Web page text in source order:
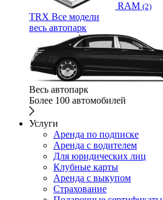
RAM (2)
TRX Все модели
весь автопарк
Весь автопарк
Более 100 автомобилей
Услуги
Аренда по подписке
Аренда с водителем
Для юридических лиц
Клубные карты
Аренда с выкупом
Страхование